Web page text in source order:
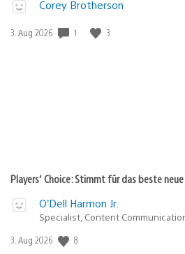
Corey Brotherson
Veröffentlichungsdatum:
3. Aug 2026 1 3
Players’ Choice: Stimmt für das beste
O’Dell Harmon Jr.
Specialist, Content
Veröffentlichungsdatum:
3. Aug 2026 8